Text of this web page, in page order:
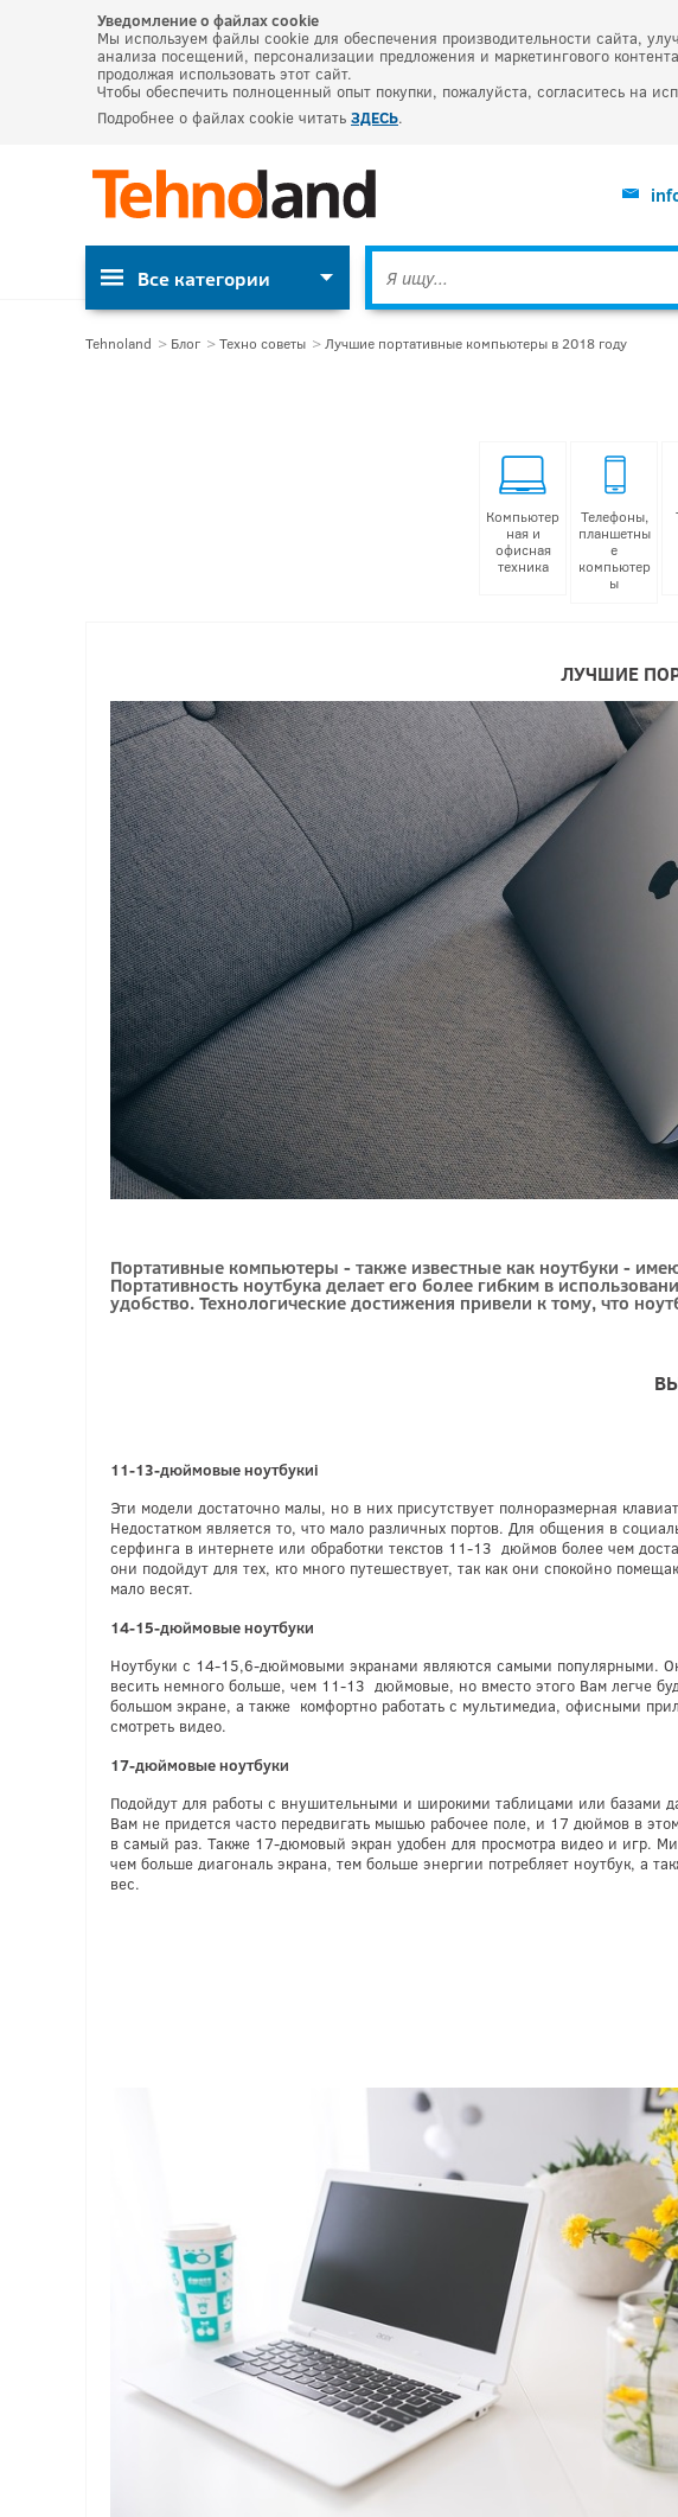
Уведомление о файлах cookie
Мы используем файлы cookie для обеспечения производительности сайта,
анализа посещений, персонализации предложения и маркетингового
продолжая использовать этот сайт.
Чтобы обеспечить полноценный опыт покупки, пожалуйста, согласитесь на
Подробнее о файлах cookie читать ЗДЕСЬ.
Все категории
Tehnoland Блог Техно советы Лучшие портативные компьютеры в 2018 году
Компьютер
ная и
офисная
техника
Телефоны,
планшетны
е
компьютер
ы
ЛУЧШИЕ
Портативные компьютеры - также известные как ноутбуки -
Портативность ноутбука делает его более гибким в
удобство. Технологические достижения привели к тому, что
11-13-дюймовые ноутбукиi
Эти модели достаточно малы, но в них присутствует полноразмерная
Недостатком является то, что мало различных портов. Для общения в
серфинга в интернете или обработки текстов 11-13 дюймов более чем
они подойдут для тех, кто много путешествует, так как они спокойно
мало весят.
14-15-дюймовые ноутбуки
Ноутбуки с 14-15,6-дюймовыми экранами являются самыми популярными.
весить немного больше, чем 11-13 дюймовые, но вместо этого Вам легче
большом экране, а также комфортно работать с мультимедиа, офисными
смотреть видео.
17-дюймовые ноутбуки
Подойдут для работы с внушительными и широкими таблицами или базами
Вам не придется часто передвигать мышью рабочее поле, и 17 дюймов в
в самый раз. Также 17-дюмовый экран удобен для просмотра видео и игр.
чем больше диагональ экрана, тем больше энергии потребляет ноутбук, а
вес.